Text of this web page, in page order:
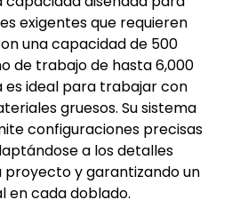
exigentes que requieren
una capacidad de 500
de trabajo de hasta 6,000
es ideal para trabajar con
gruesos. Su sistema
configuraciones precisas
a los detalles
y garantizando un
en cada doblado.